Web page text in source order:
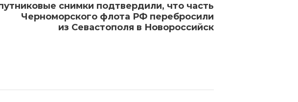
снимки подтвердили, что часть
Черноморского флота РФ перебросили
из Севастополя в Новороссийск